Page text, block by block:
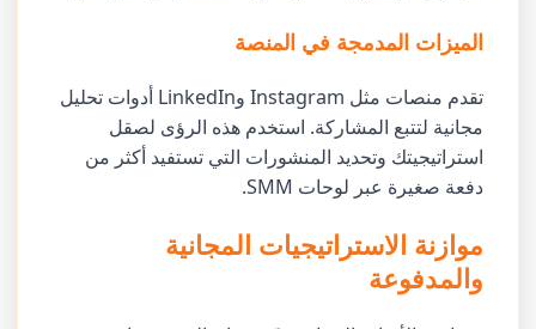
الميزات المدمجة في المنصة
تقدم منصات مثل Instagram وLinkedIn أدوات تحليل
مجانية لتتبع المشاركة. استخدم هذه الرؤى لصقل
استراتيجيتك وتحديد المنشورات التي تستفيد أكثر من
دفعة صغيرة عبر لوحات SMM.
موازنة الاستراتيجيات المجانية
والمدفوعة